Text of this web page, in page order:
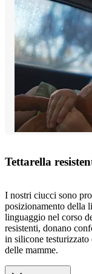
Tettarella
I nostri ciucci sono
posizionamento della
linguaggio nel corso
resistenti, donano
in silicone testurizzato
delle mamme.